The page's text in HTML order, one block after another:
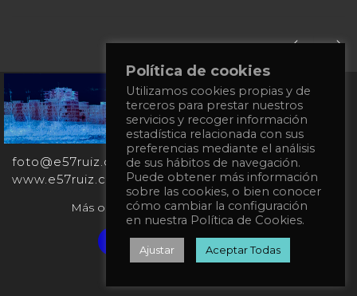
+34
651
862
863
foto@e57ruiz.com
www.e57ruiz.com
Más obras en la galería virtual Singulart:
Verified artist on Singulart
Política de cookies
Utilizamos cookies propias y de
terceros para prestar nuestros
servicios y recoger información
estadística relacionada con sus
preferencias mediante el análisis
de sus hábitos de navegación.
Puede obtener más información
sobre las cookies, o bien conocer
cómo cambiar la configuración
en nuestra Política de Cookies.
Ajustar Aceptar Todas